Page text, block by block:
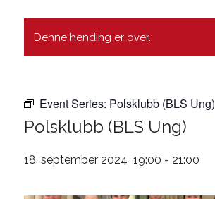
Denne hending er over.
Event Series: Polsklubb (BLS Ung)
Polsklubb (BLS Ung)
18. september 2024 19:00 - 21:00